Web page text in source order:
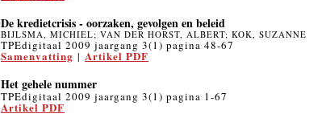
De kredietcrisis - oorzaken, gevolgen en beleid
BIJLSMA, MICHIEL; VAN DER HORST, ALBERT; KOK, SUZANNE
TPEdigitaal 2009 jaargang 3(1) pagina 48-67
Samenvatting | Artikel PDF
Het gehele nummer
TPEdigitaal 2009 jaargang 3(1) pagina 1-67
Artikel PDF